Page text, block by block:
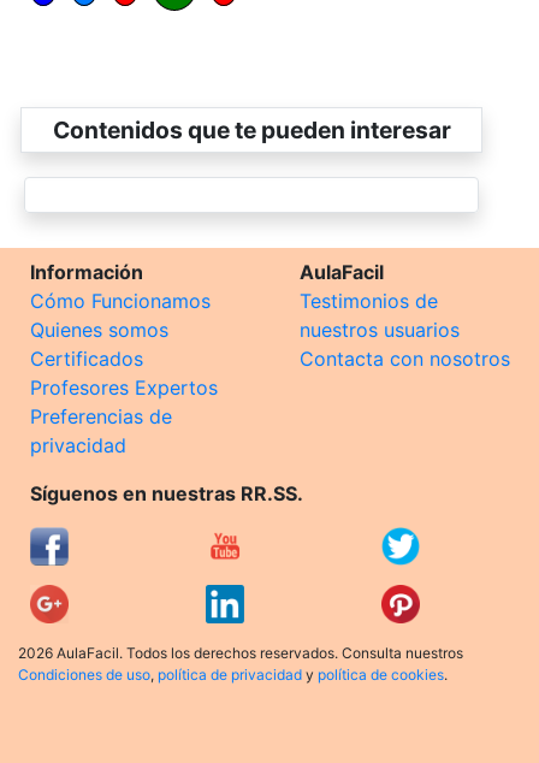
Contenidos que te pueden interesar
Información
Cómo Funcionamos
Quienes somos
Certificados
Profesores Expertos
Preferencias de
privacidad
AulaFacil
Testimonios de
nuestros usuarios
Contacta con nosotros
Síguenos en nuestras RR.SS.
2026 AulaFacil. Todos los derechos reservados. Consulta nuestros
Condiciones de uso, política de privacidad y política de cookies.